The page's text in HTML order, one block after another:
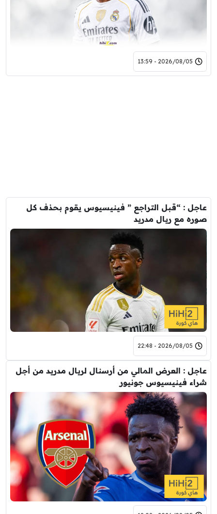
2026/08/05 - 13:59
عاجل : “قبل التراجع ” فينيسيوس يقوم بحذف كل
صوره مع ريال مدريد
2026/08/05 - 22:48
عاجل : العرض المالي من أرسنال لريال مدريد من أجل
شراء فينيسيوس جونيور